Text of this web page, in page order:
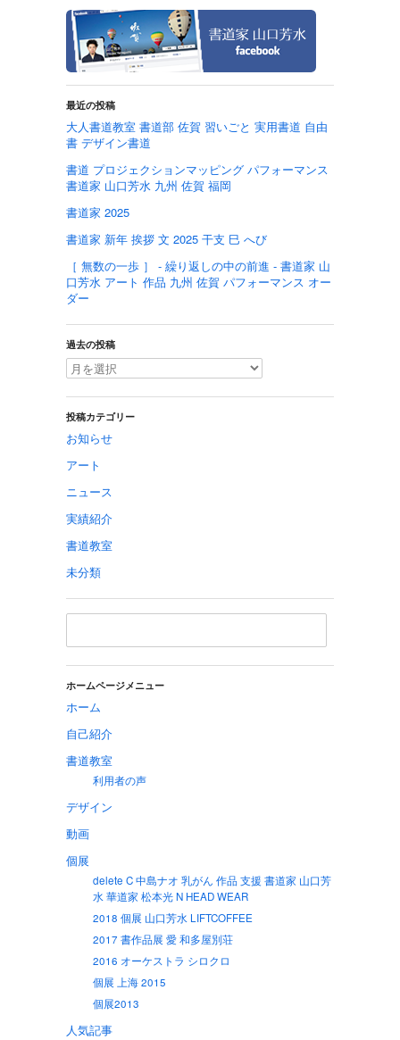
最近の投稿
大人書道教室 書道部 佐賀 習いごと 実用書道 自由
書 デザイン書道
書道 プロジェクションマッピング パフォーマンス
書道家 山口芳水 九州 佐賀 福岡
書道家 2025
書道家 新年 挨拶 文 2025 干支 巳 へび
［ 無数の一歩 ］ - 繰り返しの中の前進 - 書道家 山
口芳水 アート 作品 九州 佐賀 パフォーマンス オー
ダー
過去の投稿
投稿カテゴリー
お知らせ
アート
ニュース
実績紹介
書道教室
未分類
ホームページメニュー
ホーム
自己紹介
書道教室
利用者の声
デザイン
動画
個展
delete C 中島ナオ 乳がん 作品 支援 書道家 山口芳
水 華道家 松本光 N HEAD WEAR
2018 個展 山口芳水 LIFTCOFFEE
2017 書作品展 愛 和多屋別荘
2016 オーケストラ シロクロ
個展 上海 2015
個展2013
人気記事